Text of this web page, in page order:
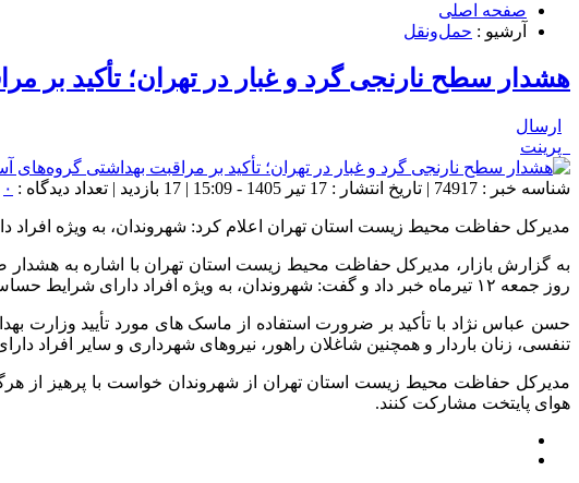
صفحه اصلی
آرشیو : حمل‌و‌نقل
هشدار سطح نارنجی گرد و غبار در تهران؛ تأکید بر
ارسال
پرینت
شناسه خبر : 74917 | تاریخ انتشار : 17 تیر 1405 - 15:09 | 17 بازدید | تعداد دیدگاه : ۰
مدیرکل حفاظت محیط‌ زیست استان تهران اعلام کرد: شهروندان، به‌ ویژه
روز جمعه ۱۲ تیرماه خبر داد و گفت: شهروندان، به‌ ویژه افراد دارای شرایط حساس توصیه های بهداشتی را رعایت کنند.
حسن عباس نژاد با تأکید بر ضرورت استفاده از ماسک‌ های مورد تأیید
تنفسی، زنان باردار و همچنین شاغلان راهور، نیروهای شهرداری و سایر افراد
مدیرکل حفاظت محیط‌ زیست استان تهران از شهروندان خواست با پرهیز از
هوای پایتخت مشارکت کنند.